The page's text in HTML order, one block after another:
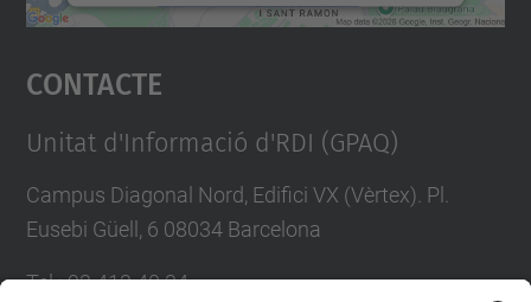
Accepta
powered by
Contacte
Unitat d'Informació d'RDI (GPAQ)
Campus Diagonal Nord, Edifici VX (Vèrtex). Pl.
Eusebi Güell, 6 08034 Barcelona
Tel.:93 413 40 34